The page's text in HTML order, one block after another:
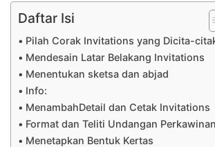
Daftar Isi
Pilah Corak Invitations yang Dicita-
Mendesain Latar Belakang Invitations
Menentukan sketsa dan abjad
Info:
MenambahDetail dan Cetak Invitations
Format dan Teliti Undangan Perkawinan
Menetapkan Bentuk Kertas